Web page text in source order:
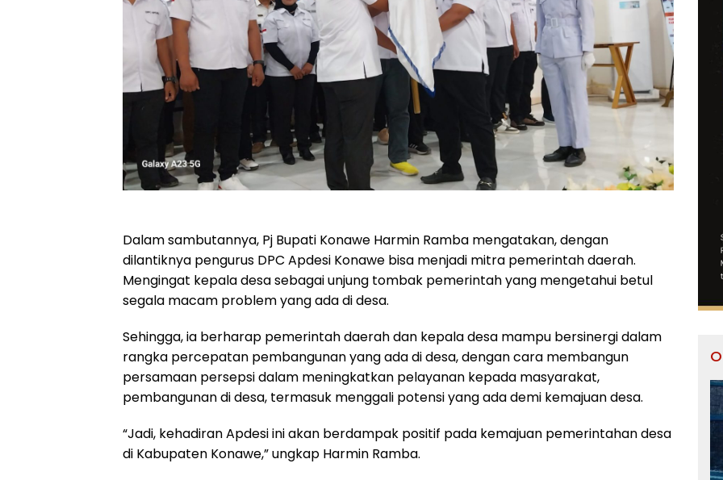
Dalam sambutannya, Pj Bupati Konawe Harmin Ramba mengatakan, dengan
dilantiknya pengurus DPC Apdesi Konawe bisa menjadi mitra pemerintah daerah.
Mengingat kepala desa sebagai unjung tombak pemerintah yang mengetahui betul
segala macam problem yang ada di desa.
Sehingga, ia berharap pemerintah daerah dan kepala desa mampu bersinergi dalam
rangka percepatan pembangunan yang ada di desa, dengan cara membangun
persamaan persepsi dalam meningkatkan pelayanan kepada masyarakat,
pembangunan di desa, termasuk menggali potensi yang ada demi kemajuan desa.
“Jadi, kehadiran Apdesi ini akan berdampak positif pada kemajuan pemerintahan desa
di Kabupaten Konawe,” ungkap Harmin Ramba.